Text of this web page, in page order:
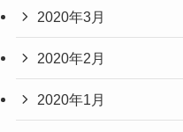
2020年3月
2020年2月
2020年1月